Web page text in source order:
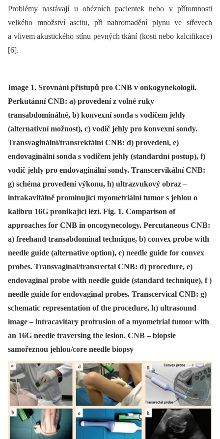
Problémy nastávají u obézních pacientek nebo v přítomnosti
velkého množství ascitu, při nahromadění plynu ve střevech
a vlivem akustického stínu pevných tkání (kosti nebo kalcifikace)
[6].
Image 1. Srovnání přístupů pro CNB v onkogynekologii.
Perkutánní CNB: a) provedení z volné ruky
transabdominálně, b) konvexní sonda s vodičem jehly
(alternativní možnost), c) vodič jehly pro konvexní sondy.
Transvaginální/transrektální CNB: d) provedení, e)
endovaginální sonda s vodičem jehly (standardní postup), f)
vodič jehly pro endovaginální sondy. Transcervikální CNB:
g) schéma provedení výkonu, h) ultrazvukový obraz –
intrakavitálně prominující myometriální tumor s jehlou o
kalibru 16G pronikající lézí. Fig. 1. Comparison of
approaches for CNB in oncogynecology. Percutaneous CNB:
a) freehand transabdominal technique, b) convex probe with
needle guide (alternative option), c) needle guide for convex
probes. Transvaginal/transrectal CNB: d) procedure, e)
endovaginal probe with needle guide (standard technique), f )
needle guide for endovaginal probes. Transcervical CNB: g)
schematic representation of the procedure, h) ultrasound
image – intracavitary protrusion of a myometrial tumor with
an 16G needle traversing the lesion. CNB – biopsie
samořeznou jehlou/core needle biopsy